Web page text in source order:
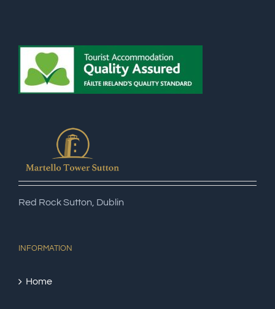
Red Rock Sutton, Dublin
INFORMATION
Home